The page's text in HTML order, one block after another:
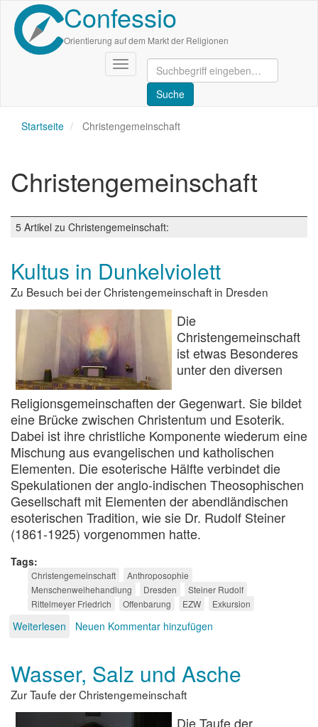
Direkt
zum
Inhalt
Confessio
Orientierung auf dem Markt der Religionen
Navigation
aktivieren/deaktivieren
Startseite Christengemeinschaft
Christengemeinschaft
5 Artikel zu Christengemeinschaft:
Kultus in Dunkelviolett
Zu Besuch bei der Christengemeinschaft in Dresden
Die
Christengemeinschaft
ist etwas Besonderes
unter den diversen
Religionsgemeinschaften der Gegenwart. Sie bildet
eine Brücke zwischen Christentum und Esoterik.
Dabei ist ihre christliche Komponente wiederum eine
Mischung aus evangelischen und katholischen
Elementen. Die esoterische Hälfte verbindet die
Spekulationen der anglo-indischen Theosophischen
Gesellschaft mit Elementen der abendländischen
esoterischen Tradition, wie sie Dr. Rudolf Steiner
(1861-1925) vorgenommen hatte.
Tags
Christengemeinschaft
Anthroposophie
Menschenweihehandlung
Dresden
Steiner Rudolf
Rittelmeyer Friedrich
Offenbarung EZW Exkursion
Weiterlesen über
Dunkelviolett
Neuen Kommentar hinzufügen
Wasser, Salz und Asche
Zur Taufe der Christengemeinschaft
Die Taufe der